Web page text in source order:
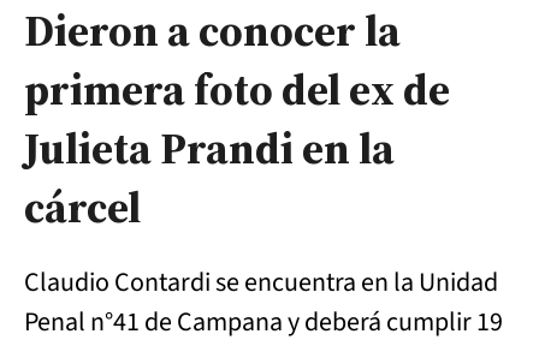
Dieron a conocer la
primera foto del ex de
Julieta Prandi en la
cárcel
Claudio Contardi se encuentra en la Unidad
Penal n°41 de Campana y deberá cumplir 19